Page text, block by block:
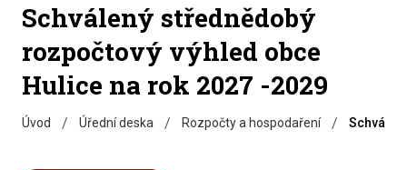
Schválený střednědobý
rozpočtový výhled obce
Hulice na rok 2027 -2029
Úvod / Úřední deska / Rozpočty a hospodaření /